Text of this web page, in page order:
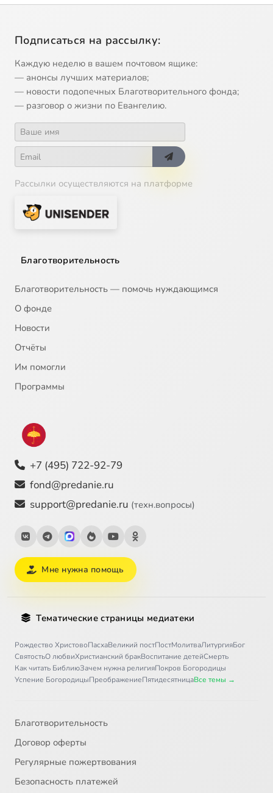
Подписаться на рассылку:
Каждую неделю в вашем почтовом ящике:
— анонсы лучших материалов;
— новости подопечных Благотворительного фонда;
— разговор о жизни по Евангелию.
Рассылки осуществляются на платформе
Благотворительность
Благотворительность — помочь нуждающимся
О фонде
Новости
Отчёты
Им помогли
Программы
+7 (495) 722-92-79
fond@predanie.ru
support@predanie.ru (техн.вопросы)
Мне нужна помощь
Тематические страницы медиатеки
Рождество ХристовоПасхаВеликий постПостМолитваЛитургияБог
СвятостьО любвиХристианский бракВоспитание детейСмерть
Как читать БиблиюЗачем нужна религияПокров Богородицы
Успение БогородицыПреображениеПятидесятницаВсе темы →
Благотворительность
Договор оферты
Регулярные пожертвования
Безопасность платежей